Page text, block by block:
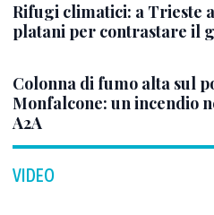
Rifugi climatici: a Trieste
platani per contrastare il
Colonna di fumo alta sul
Monfalcone: un incendio
A2A
VIDEO